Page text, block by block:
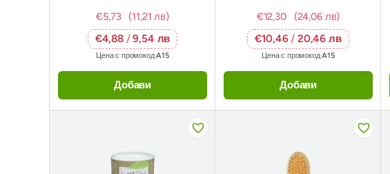
€5,73
(11,21 лв)
€4,88 /9,54 лв
Цена с промокодA15
Добави
€12,30
(24,06 лв)
€10,46 / 20,46 лв
Цена с промокодA15
Добави